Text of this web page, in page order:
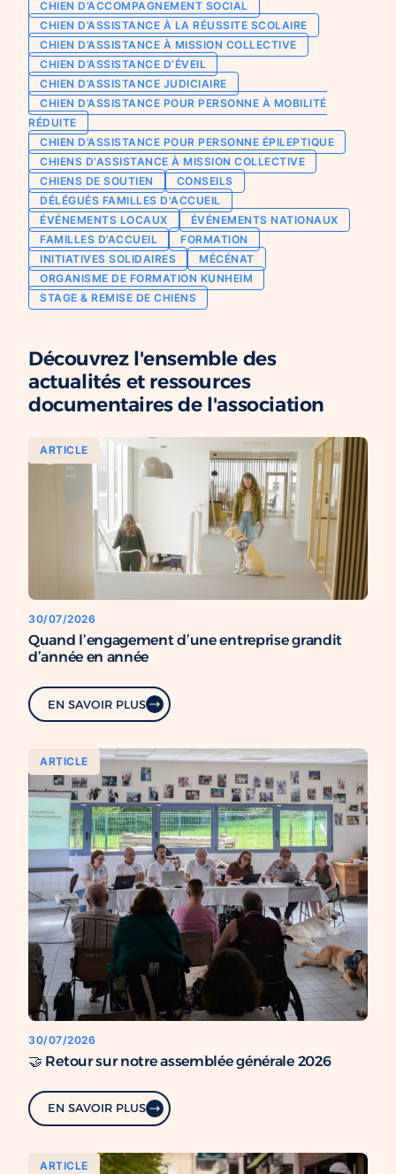
Chien d’assistance pour personne
épileptique
CHIENS À MISSION COLLECTIVE
Chien d’assistance d’accompagnement
social
Chien d’assistance à la réussite scolaire
Chien d’assistance judiciaire
Je deviens mécène ou partenaire
Ils nous soutiennent
Je m’engage / j’engage mes collaborateurs
Je lance une collecte
J’engage mes clients
CHIEN D’ACCOMPAGNEMENT SOCIAL
CHIEN D’ASSISTANCE À LA RÉUSSITE SCOLAIRE
CHIEN D’ASSISTANCE À MISSION COLLECTIVE
CHIEN D’ASSISTANCE D’ÉVEIL
CHIEN D’ASSISTANCE JUDICIAIRE
CHIEN D’ASSISTANCE POUR PERSONNE À MOBILITÉ
RÉDUITE
CHIEN D’ASSISTANCE POUR PERSONNE ÉPILEPTIQUE
CHIENS D'ASSISTANCE À MISSION COLLECTIVE
CHIENS DE SOUTIEN
CONSEILS
DÉLÉGUÉS FAMILLES D'ACCUEIL
ÉVÉNEMENTS LOCAUX
ÉVÉNEMENTS NATIONAUX
FAMILLES D’ACCUEIL
FORMATION
INITIATIVES SOLIDAIRES
MÉCÉNAT
ORGANISME DE FORMATION KUNHEIM
STAGE & REMISE DE CHIENS
Découvrez l'ensemble des
actualités et ressources
documentaires de l'association
ARTICLE
30/07/2026
Quand l’engagement d’une entreprise grandit
d’année en année
EN SAVOIR PLUS
ARTICLE
30/07/2026
🤝 Retour sur notre assemblée générale 2026
EN SAVOIR PLUS
ARTICLE